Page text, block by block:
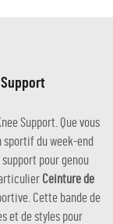
Support. Que vous
sportif du week-end
pour genou
Ceinture de
Cette bande de
et de styles pour